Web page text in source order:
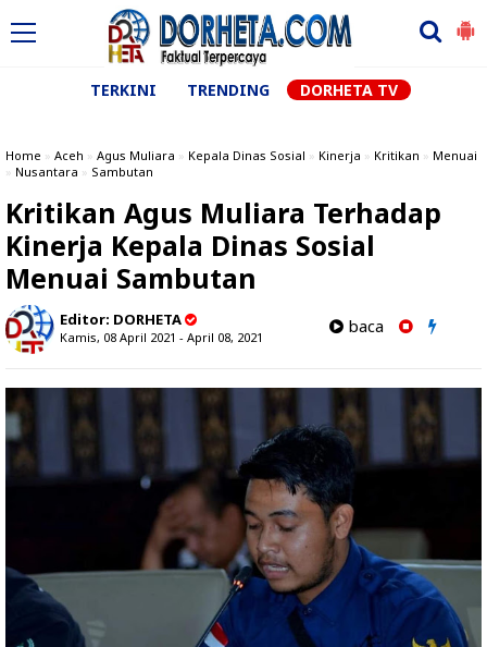
TERKINI TRENDING DORHETA TV
Home » Aceh » Agus Muliara » Kepala Dinas Sosial » Kinerja » Kritikan » Menuai
» Nusantara » Sambutan
Kritikan Agus Muliara Terhadap
Kinerja Kepala Dinas Sosial
Menuai Sambutan
Editor: DORHETA
Kamis, 08 April 2021 - April 08, 2021
baca